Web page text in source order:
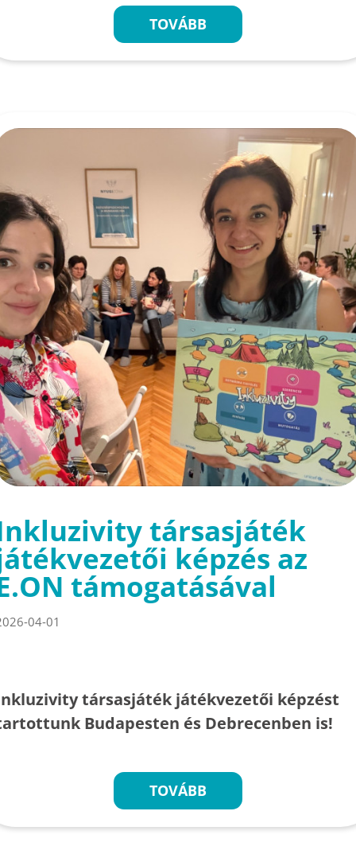
TOVÁBB
társasjáték
képzés az
támogatásával
04-01
társasjáték játékvezetői képzést
Budapesten és Debrecenben is!
TOVÁBB